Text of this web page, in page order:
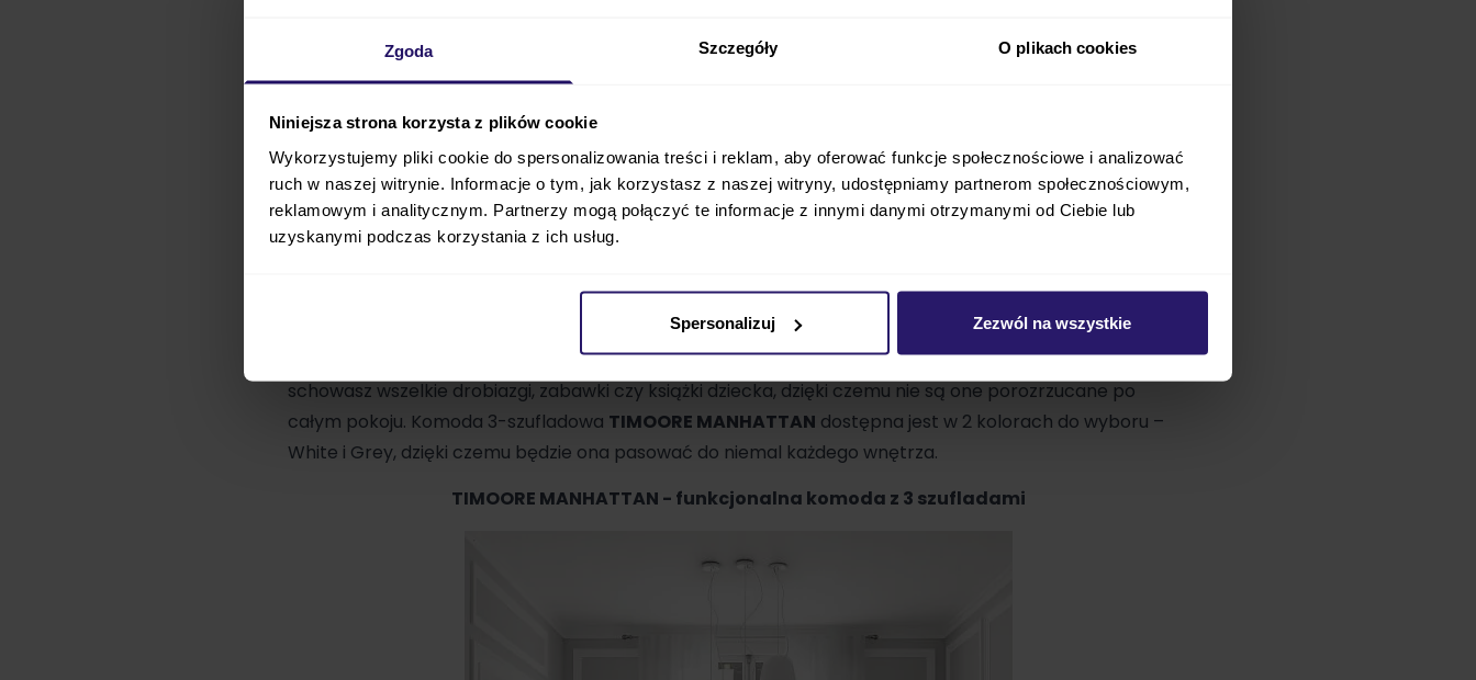
Zgoda Szczegóły O plikach cookies
Niniejsza strona korzysta z plików cookie
Wykorzystujemy pliki cookie do spersonalizowania treści i reklam, aby oferować funkcje społecznościowe i analizować
ruch w naszej witrynie. Informacje o tym, jak korzystasz z naszej witryny, udostępniamy partnerom społecznościowym,
reklamowym i analitycznym. Partnerzy mogą połączyć te informacje z innymi danymi otrzymanymi od Ciebie lub
uzyskanymi podczas korzystania z ich usług.
Spersonalizuj Zezwól na wszystkie
Komoda 3-szufladowaTIMOORE MANHATTANto nietuzinkowa propozycja do pokoju dziecięcego,
pokoju dziennego czy sypialni. Komoda 3-szufladowaTIMOORE MANHATTANwykonana została w
nowoczesnym stylu nowojorskim, a metalowe uchwyty, nadają jej nietuzinkowego, eleganckiego
przedmioty, które nie mają swojego miejsca w pokoju
TIMOORE MANHATTANto niezbędny element pokoju dziecięcego, do której
schowasz wszelkie drobiazgi, zabawki czy książki dziecka, dzięki czemu nie są one porozrzucane po
całym pokoju. Komoda 3-szufladowa TIMOORE MANHATTAN dostępna jest w 2 kolorach do wyboru –
White i Grey, dzięki czemu będzie ona pasować do niemal każdego wnętrza.
TIMOORE MANHATTAN - funkcjonalna komoda z 3 szufladami